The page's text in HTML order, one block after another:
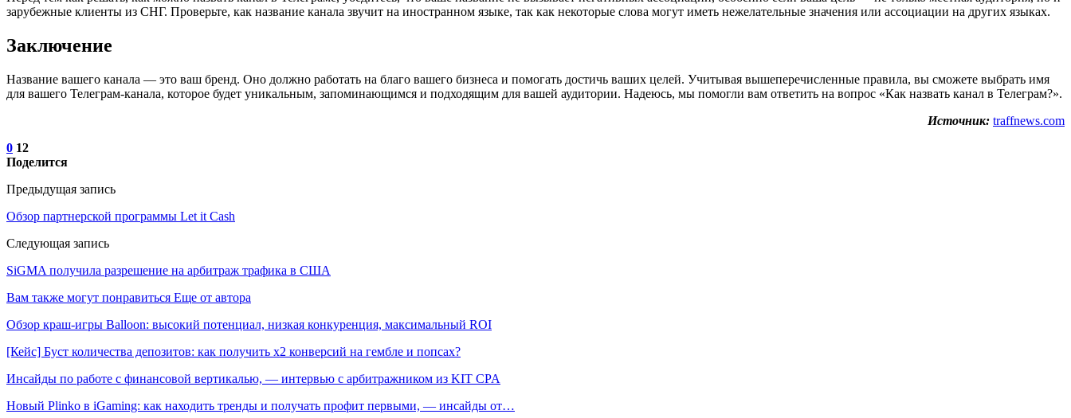
зарубежные клиенты из СНГ. Проверьте, как название канала звучит на иностранном языке, так как некоторые слова могут иметь нежелательные значения или ассоциации на других языках.
Заключение
Название вашего канала — это ваш бренд. Оно должно работать на благо вашего бизнеса и помогать достичь ваших целей. Учитывая вышеперечисленные правила, вы сможете выбрать имя
для вашего Телеграм-канала, которое будет уникальным, запоминающимся и подходящим для вашей аудитории. Надеюсь, мы помогли вам ответить на вопрос «Как назвать канал в Телеграм?».
Источник: traffnews.com
0 12
Поделится
Предыдущая запись
Обзор партнерской программы Let it Cash
Следующая запись
SiGMA получила разрешение на арбитраж трафика в США
Вам также могут понравиться Еще от автора
Обзор краш-игры Balloon: высокий потенциал, низкая конкуренция, максимальный ROI
[Кейс] Буст количества депозитов: как получить х2 конверсий на гембле и попсах?
Инсайды по работе с финансовой вертикалью, — интервью с арбитражником из KIT CPA
Новый Plinko в iGaming: как находить тренды и получать профит первыми, — инсайды от…